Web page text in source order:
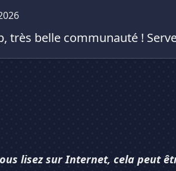
très belle communauté !
lisez sur Internet, cela peut